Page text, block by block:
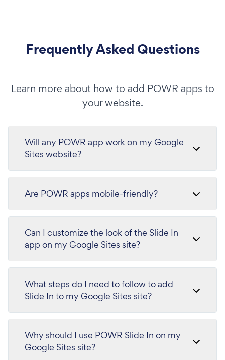
Frequently Asked Questions
Learn more about how to add POWR apps to
your website.
Will any POWR app work on my Google
Sites website?
Are POWR apps mobile-friendly?
Can I customize the look of the Slide In
app on my Google Sites site?
What steps do I need to follow to add
Slide In to my Google Sites site?
Why should I use POWR Slide In on my
Google Sites site?